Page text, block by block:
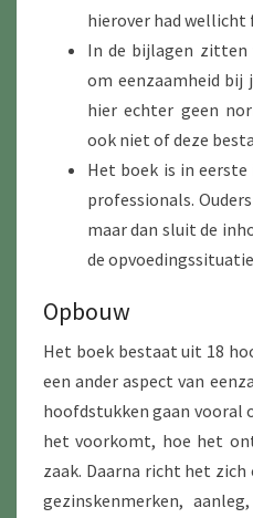
hierover had wellicht
In de bijlagen zitten
om eenzaamheid bij
hier echter geen
ook niet of deze
Het boek is in
professionals.
maar dan sluit de
de
Opbouw
Het boek bestaat uit 18
een ander aspect van
hoofdstukken gaan vooral
het voorkomt, hoe het
zaak. Daarna richt het zich
gezinskenmerken,